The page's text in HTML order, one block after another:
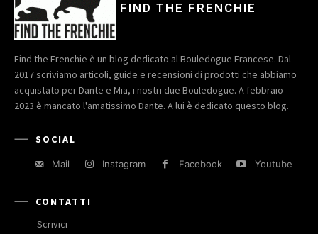
FIND THE FRENCHIE
Find the Frenchie è un blog dedicato al Bouledogue Francese. Dal
2017 scriviamo articoli, guide e recensioni di prodotti che abbiamo
acquistato per Dante e Mia, i nostri due Bouledogue. A febbraio
2023 è mancato l'amatissimo Dante. A lui è dedicato questo blog.
SOCIAL
Mail Instagram Facebook Youtube
CONTATTI
Scrivici